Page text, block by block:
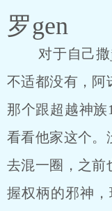
罗gen
对于自己撒
不适都没有，阿
那个跟超越神
看看他家这个。
去混一圈，之前
握权柄的邪神，